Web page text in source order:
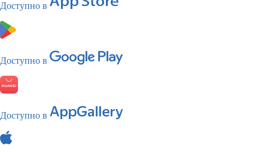
Доступно в
Доступно в
Доступно в